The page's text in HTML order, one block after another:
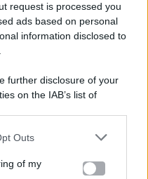
request is processed you
ads based on personal
information disclosed to
further disclosure of your
on the IAB’s list of
by us to third parties
Outs
of my
S.r.l.
Milano (MI)